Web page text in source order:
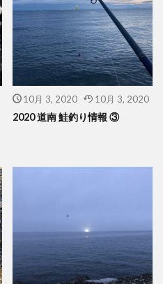
10月 3, 2020 10月 3, 2020
2020 道南 鮭釣り情報 ③